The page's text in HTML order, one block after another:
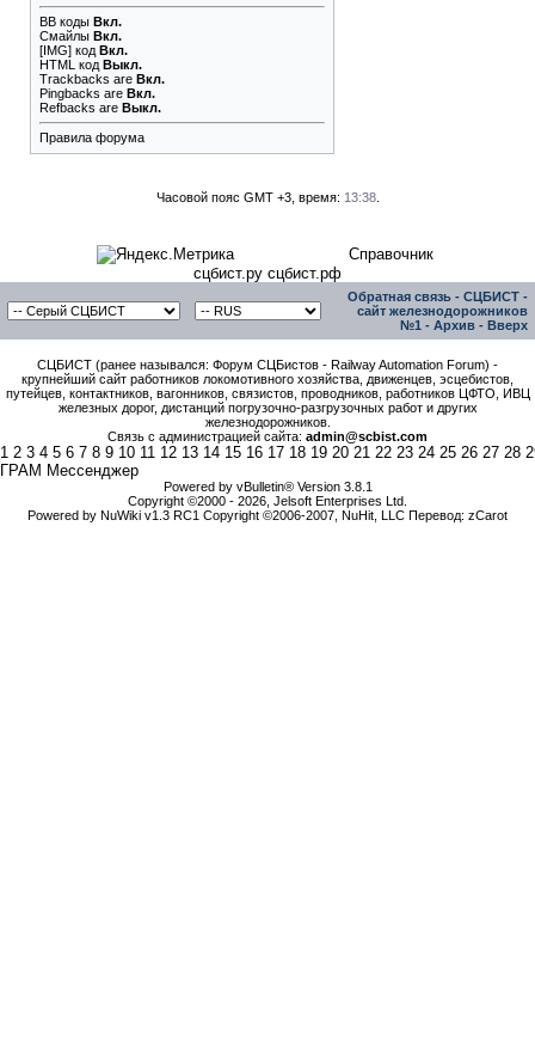
BB коды Вкл.
Смайлы Вкл.
[IMG] код Вкл.
HTML код Выкл.
Trackbacks are Вкл.
Pingbacks are Вкл.
Refbacks are Выкл.
Правила форума
Часовой пояс GMT +3, время: 13:38.
Справочник
сцбист.ру сцбист.рф
Обратная связь - СЦБИСТ -
сайт железнодорожников
№1 - Архив - Вверх
СЦБИСТ (ранее назывался: Форум СЦБистов - Railway Automation Forum) -
крупнейший сайт работников локомотивного хозяйства, движенцев, эсцебистов,
путейцев, контактников, вагонников, связистов, проводников, работников ЦФТО, ИВЦ
железных дорог, дистанций погрузочно-разгрузочных работ и других
железнодорожников.
Связь с администрацией сайта: admin@scbist.com
1 2 3 4 5 6 7 8 9 10 11 12 13 14 15 16 17 18 19 20 21 22 23 24 25 26 27 28
ГРАМ Мессенджер
Powered by vBulletin® Version 3.8.1
Copyright ©2000 - 2026, Jelsoft Enterprises Ltd.
Powered by NuWiki v1.3 RC1 Copyright ©2006-2007, NuHit, LLC Перевод: zCarot